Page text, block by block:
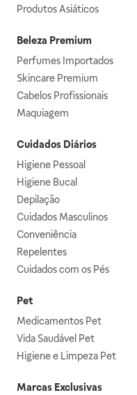
Produtos Asiáticos
Beleza Premium
Perfumes Importados
Skincare Premium
Cabelos Profissionais
Maquiagem
Cuidados Diários
Higiene Pessoal
Higiene Bucal
Depilação
Cuidados Masculinos
Conveniência
Repelentes
Cuidados com os Pés
Pet
Medicamentos Pet
Vida Saudável Pet
Higiene e Limpeza Pet
Marcas Exclusivas